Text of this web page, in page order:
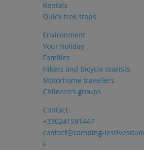
Rentals
Quick trek stops
Environment
Your holiday
Families
Hikers and bicycle tourists
Motorhome travellers
Children’s groups
Contact
+330241591447
contact@camping-
F